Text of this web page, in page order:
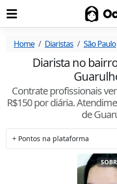
Home Diaristas São Paulo
Diarista no
Contrate profissionais
R$150por diária.
de